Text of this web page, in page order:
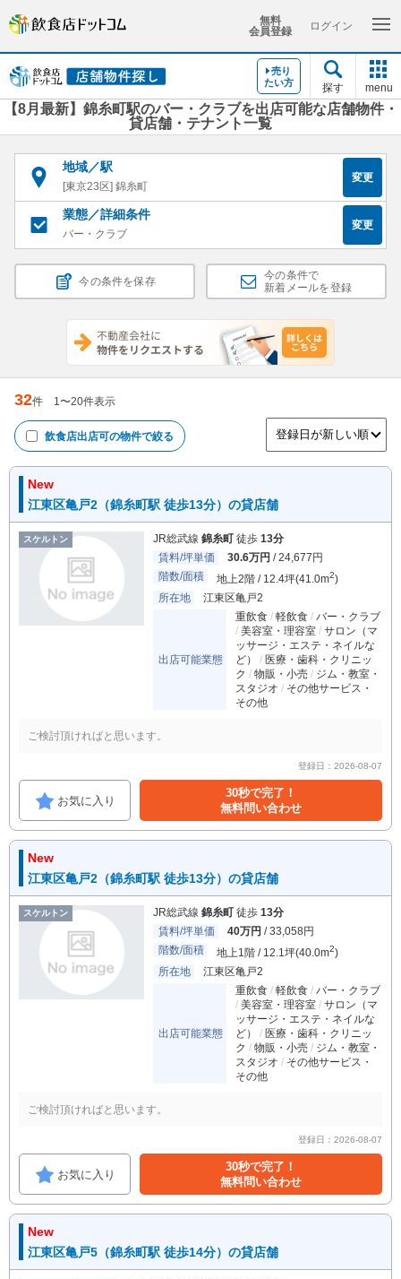
無料
会員登録
ログイン
売り
たい方
探す menu
【8月最新】錦糸町駅のバー・クラブを出店可能な店舗物件・
貸店舗・テナント一覧
地域／駅
[東京23区] 錦糸町
変更
業態／詳細条件
バー・クラブ
変更
今の条件を保存
今の条件で
新着メールを登録
32件 1〜20件表示
飲食店出店可の物件で絞る
New
江東区亀戸2（錦糸町駅 徒歩13分）の貸店舗
スケルトン JR総武線 錦糸町 徒歩 13分
賃料/坪単価
30.6万円 / 24,677円
階数/面積
地上2階 / 12.4坪(41.0m2)
所在地
江東区亀戸2
出店可能業態
重飲食 軽飲食
バー・クラブ
美容室・理容室
サロン（マ
ッサージ・エステ・ネイルな
ど）
医療・歯科・クリニッ
ク
物販・小売
ジム・教室・
スタジオ
その他サービス・
その他
ご検討頂ければと思います。
登録日：2026-08-07
お気に入り
30秒で完了！
無料問い合わせ
New
江東区亀戸2（錦糸町駅 徒歩13分）の貸店舗
スケルトン JR総武線 錦糸町 徒歩 13分
賃料/坪単価
40万円 / 33,058円
階数/面積
地上1階 / 12.1坪(40.0m2)
所在地
江東区亀戸2
出店可能業態
重飲食 軽飲食
バー・クラブ
美容室・理容室
サロン（マ
ッサージ・エステ・ネイルな
ど）
医療・歯科・クリニッ
ク
物販・小売
ジム・教室・
スタジオ
その他サービス・
その他
ご検討頂ければと思います。
登録日：2026-08-07
お気に入り
30秒で完了！
無料問い合わせ
New
江東区亀戸5（錦糸町駅 徒歩14分）の貸店舗